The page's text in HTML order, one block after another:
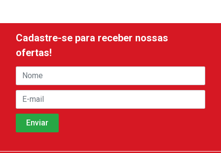
Cadastre-se para receber nossas
ofertas!